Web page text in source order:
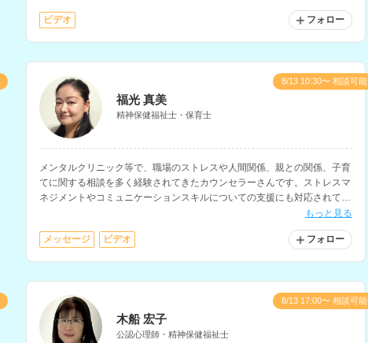
ビデオ フォロー
福光 真美
精神保健福祉士・保育士
メンタルクリニック等で、職場のストレスや人間関係、親との関係、子育
てに関する相談を多く経験されてきたカウンセラーさんです。ストレスマ
ネジメントやコミュニケーションスキルについての支援にも対応されてい
もっと見る
メッセージ ビデオ フォロー
8/13 10:30〜 相談可能
木船 宏子
公認心理師・精神保健福祉士
8/13 17:00〜 相談可能